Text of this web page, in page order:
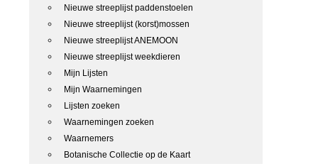
Nieuwe streeplijst paddenstoelen
Nieuwe streeplijst (korst)mossen
Nieuwe streeplijst ANEMOON
Nieuwe streeplijst weekdieren
Mijn Lijsten
Mijn Waarnemingen
Lijsten zoeken
Waarnemingen zoeken
Waarnemers
Botanische Collectie op de Kaart